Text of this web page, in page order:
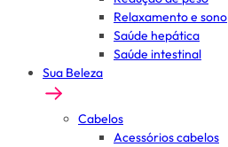
Relaxamento e sono
Saúde hepática
Saúde intestinal
Sua Beleza
Cabelos
Acessórios cabelos